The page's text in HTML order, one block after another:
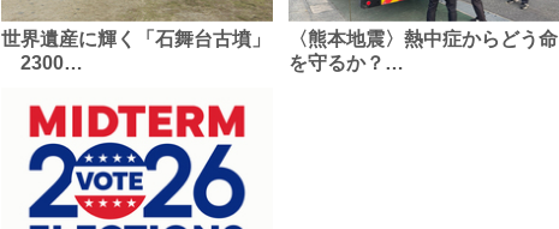
世界遺産に輝く「石舞台古墳」
2300…
〈熊本地震〉熱中症からどう命
を守るか？…